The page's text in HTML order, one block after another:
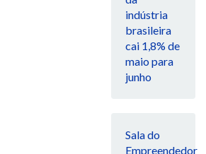
indústria
brasileira
cai 1,8% de
maio para
junho
Sala do
Empreendedor